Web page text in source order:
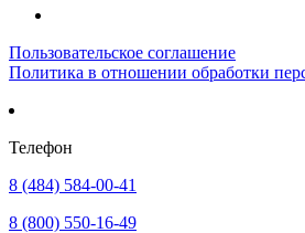
Пользовательское соглашение
Политика в отношении обработки
Телефон
8 (484) 584-00-41
8 (800) 550-16-49